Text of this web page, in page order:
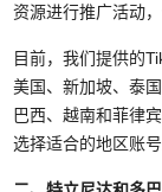
资源进行推广活动
目前，我们提供的
美国、新加坡、泰
巴西、越南和菲律
选择适合的地区账